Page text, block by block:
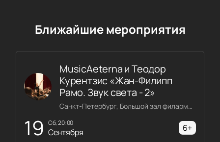
Ближайшие мероприятия
19 сб, 20:00
Сентября
MusicAeterna и Теодор
Курентзис «Жан-Филипп
Рамо. Звук света - 2»
Санкт-Петербург, Большой зал филармонии имени Шостаковича
6+